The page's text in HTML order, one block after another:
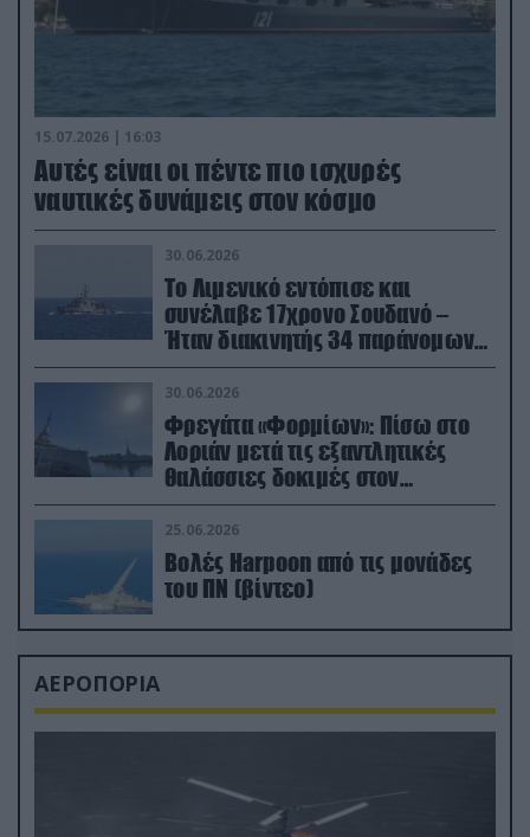
15.07.2026 | 16:03
Aυτές είναι οι πέντε πιο ισχυρές
ναυτικές δυνάμεις στον κόσμο
30.06.2026
Το Λιμενικό εντόπισε και
συνέλαβε 17χρονο Σουδανό –
Ήταν διακινητής 34 παράνομων
μεταναστών
30.06.2026
Φρεγάτα «Φορμίων»: Πίσω στο
Λοριάν μετά τις εξαντλητικές
θαλάσσιες δοκιμές στον
απαιτητικό Βισκαϊκό
25.06.2026
Βολές Harpoon από τις μονάδες
του ΠΝ (βίντεο)
ΑΕΡΟΠΟΡΙΑ